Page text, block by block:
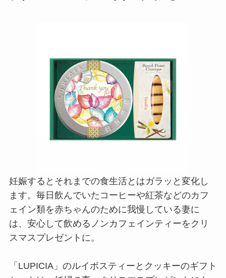
妊娠するとそれまでの食生活とはガラッと変化し
ます。毎日飲んでいたコーヒーや紅茶などのカフ
ェイン類を赤ちゃんのために我慢している妻に
は、安心して飲めるノンカフェインティーをクリ
スマスプレゼントに。
「LUPICIA」のルイボスティーとクッキーのギフト